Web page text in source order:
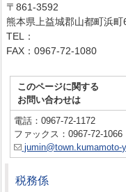
〒861-3592
熊本県上益城郡山都町浜町
TEL：
FAX：0967-72-1080
このページに関する
お問い合わせは
電話：0967-72-1172
ファックス：0967-72-1066
jumin@town.kumamoto-
税務係